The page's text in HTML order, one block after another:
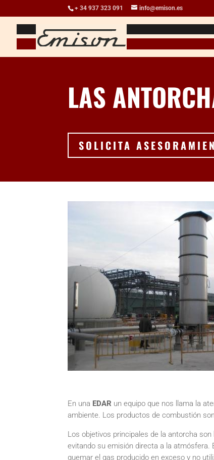
+ 34 937 323 091 info@emison.es
LAS
SOLICITA
En una EDAR un equipo que nos llama la
ambiente. Los productos de combustión
Los objetivos principales de la antorcha
evitando su emisión directa a la atmósfera.
quemar el gas producido en exceso y no